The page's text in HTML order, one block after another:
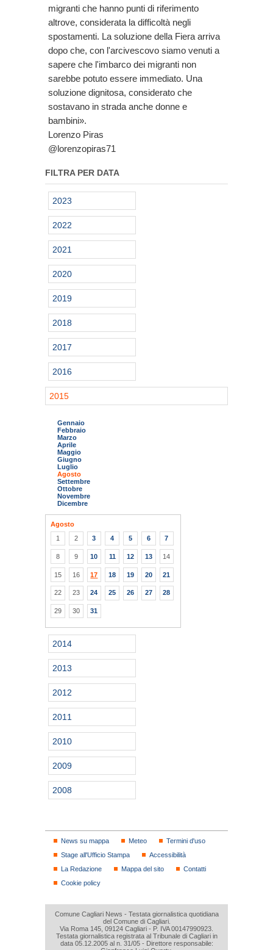
migranti che hanno punti di riferimento
altrove, considerata la difficoltà negli
spostamenti. La soluzione della Fiera arriva
dopo che, con l'arcivescovo siamo venuti a
sapere che l'imbarco dei migranti non
sarebbe potuto essere immediato. Una
soluzione dignitosa, considerato che
sostavano in strada anche donne e
bambini».
Lorenzo Piras
@lorenzopiras71
FILTRA PER DATA
2023
2022
2021
2020
2019
2018
2017
2016
2015
Gennaio
Febbraio
Marzo
Aprile
Maggio
Giugno
Luglio
Agosto
Settembre
Ottobre
Novembre
Dicembre
Agosto
1
2 3 4 5 6 7
8 9 10 11 12 13 14
15 16 17 18 19 20 21
22 23 24 25 26 27 28
29 30 31
2014
2013
2012
2011
2010
2009
2008
News su mappa Meteo
Termini d'uso
Stage all'Ufficio Stampa
Accessibilità
La Redazione
Mappa del sito
Contatti
Cookie policy
Comune Cagliari News - Testata giornalistica quotidiana
del Comune di Cagliari.
Via Roma 145, 09124 Cagliari - P. IVA 00147990923.
Testata giornalistica registrata al Tribunale di Cagliari in
data 05.12.2005 al n. 31/05 - Direttore responsabile: